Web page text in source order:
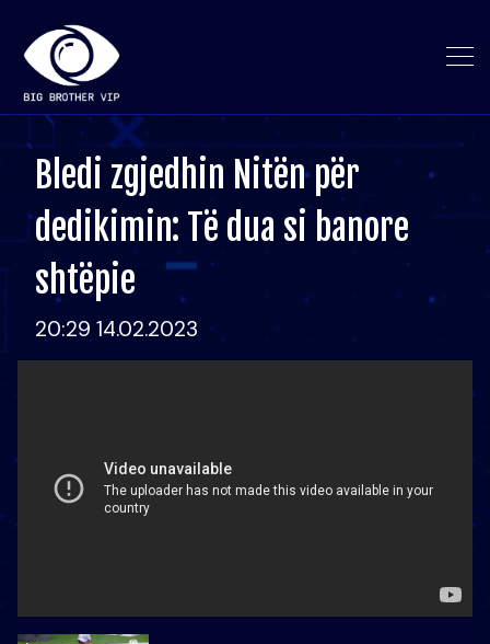
Bledi zgjedhin Nitën për
dedikimin: Të dua si banore
shtëpie
20:29 14.02.2023